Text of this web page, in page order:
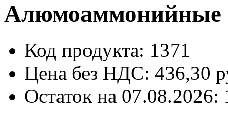
Код продукта: 1371
Цена без НДС: 436,30
Остаток на 07.08.2026: